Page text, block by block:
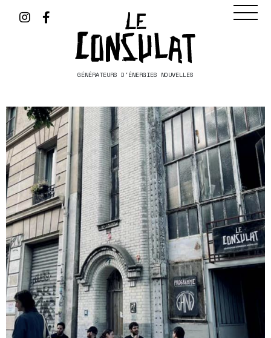
GÉNÉRATEURS D'ÉNERGIES NOUVELLES